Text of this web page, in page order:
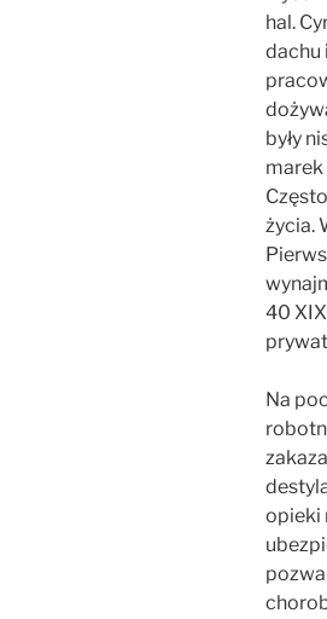
hal.
dachu
były
życia.
40
Na
opieki